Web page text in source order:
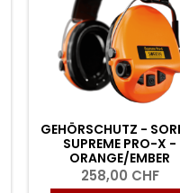
GEHÖRSCHUTZ -
SUPREME PRO-X -
ORANGE/EMBER
258,00 CHF